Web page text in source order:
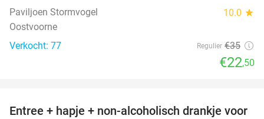
Paviljoen Stormvogel 10.0 star
Oostvoorne
Verkocht: 77
Regulier €35
€22,50
Entree + hapje + non-alcoholisch drankje voor